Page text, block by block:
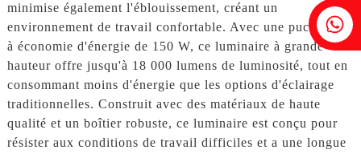
Tobin : +86 18818667168
minimise également l'éblouissement, créant un
environnement de travail confortable. Avec une puce LED
à économie d'énergie de 150 W, ce luminaire à grande
hauteur offre jusqu'à 18 000 lumens de luminosité, tout en
consommant moins d'énergie que les options d'éclairage
traditionnelles. Construit avec des matériaux de haute
qualité et un boîtier robuste, ce luminaire est conçu pour
résister aux conditions de travail difficiles et a une longue